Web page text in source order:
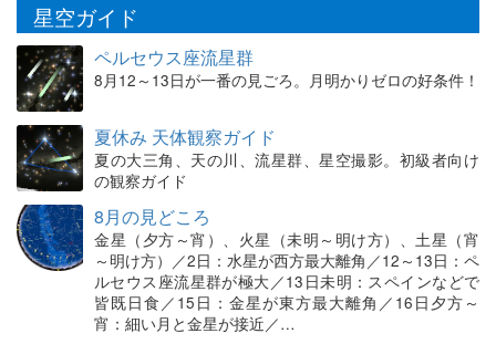
星空ガイド
ペルセウス座流星群
8月12～13日が一番の見ごろ。月明かりゼロの好条件！
夏休み 天体観察ガイド
夏の大三角、天の川、流星群、星空撮影。初級者向け
の観察ガイド
8月の見どころ
金星（夕方～宵）、火星（未明～明け方）、土星（宵
～明け方）／2日：水星が西方最大離角／12～13日：ペ
ルセウス座流星群が極大／13日未明：スペインなどで
皆既日食／15日：金星が東方最大離角／16日夕方～
宵：細い月と金星が接近／…